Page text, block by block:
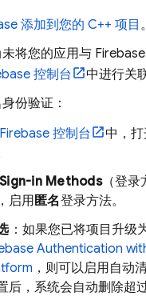
添加到您的 C++ 项目 。
将您的应用与 Firebase
控制台
中进行关
份验证：
Firebase 控制台 中，
Sign-in Methods（登录
启用匿名登录方法。
：如果您已将项目升级
Authentication
，则可以启用自动
后，系统会自动删除超